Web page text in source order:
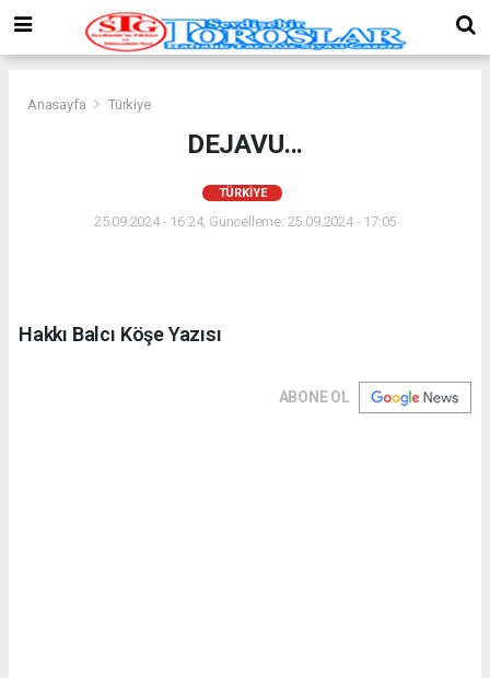
Anasayfa Türkiye
DEJAVU...
TÜRKIYE
25.09.2024 - 16:24, Güncelleme: 25.09.2024 - 17:05
Hakkı Balcı Köşe Yazısı
ABONE OL